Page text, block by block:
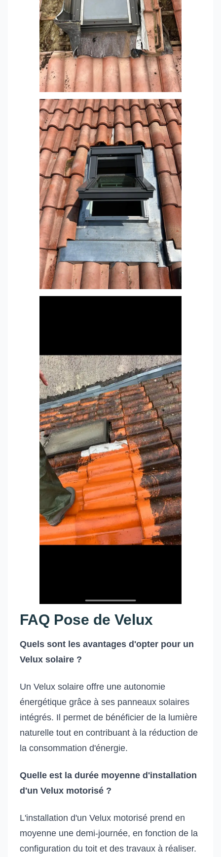
FAQ Pose de Velux
Quels sont les avantages d'opter pour un
Velux solaire ?
Un Velux solaire offre une autonomie
énergétique grâce à ses panneaux solaires
intégrés. Il permet de bénéficier de la lumière
naturelle tout en contribuant à la réduction de
la consommation d'énergie.
Quelle est la durée moyenne d'installation
d'un Velux motorisé ?
L'installation d'un Velux motorisé prend en
moyenne une demi-journée, en fonction de la
configuration du toit et des travaux à réaliser.